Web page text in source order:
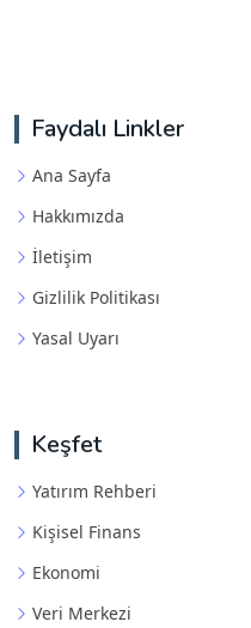
Faydalı Linkler
Ana Sayfa
Hakkımızda
İletişim
Gizlilik Politikası
Yasal Uyarı
Keşfet
Yatırım Rehberi
Kişisel Finans
Ekonomi
Veri Merkezi